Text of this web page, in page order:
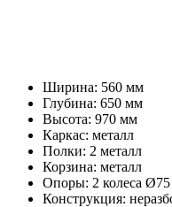
Ширина: 560 мм
Глубина: 650 мм
Высота: 970 мм
Каркас: металл
Полки: 2 металл
Корзина: металл
Опоры: 2 колеса
Конструкция: